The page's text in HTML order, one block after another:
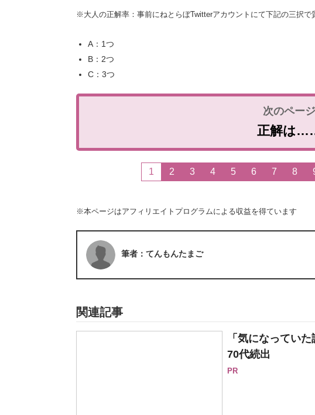
※大人の正解率：事前にねとらぼTwitterアカウントにて下記の三択
A：1つ
B：2つ
C：3つ
正解は
1 2 3 4 5 6 7 8
※本ページはアフィリエイトプログラムによる収益を得ています
筆者：てんもんたまご
関連記事
「気になってい
70代続出
PR